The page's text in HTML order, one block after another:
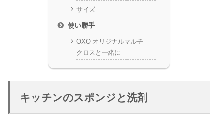
サイズ
使い勝手
OXO オリジナルマルチ
クロスと一緒に
キッチンのスポンジと洗剤